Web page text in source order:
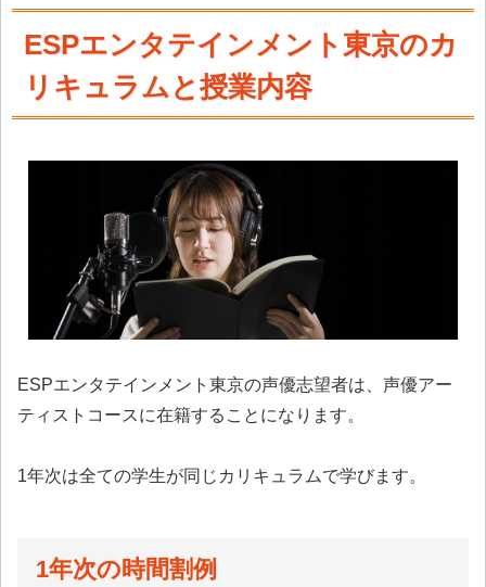
ESPエンタテインメント東京のカ
リキュラムと授業内容
ESPエンタテインメント東京の声優志望者は、声優アー
ティストコースに在籍することになります。
1年次は全ての学生が同じカリキュラムで学びます。
1年次の時間割例